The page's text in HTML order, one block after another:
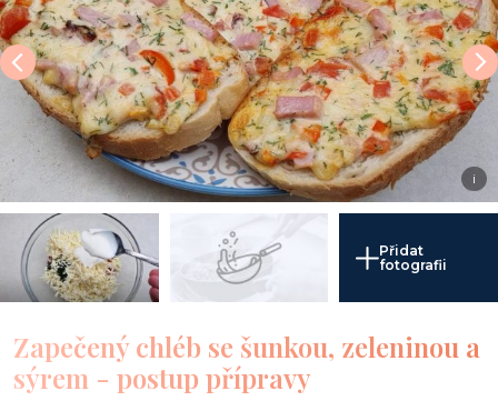
i
Přidat
fotografii
Zapečený chléb se šunkou, zeleninou a
sýrem - postup přípravy